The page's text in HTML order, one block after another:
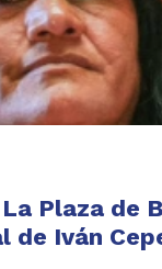
Plaza de
de Iván